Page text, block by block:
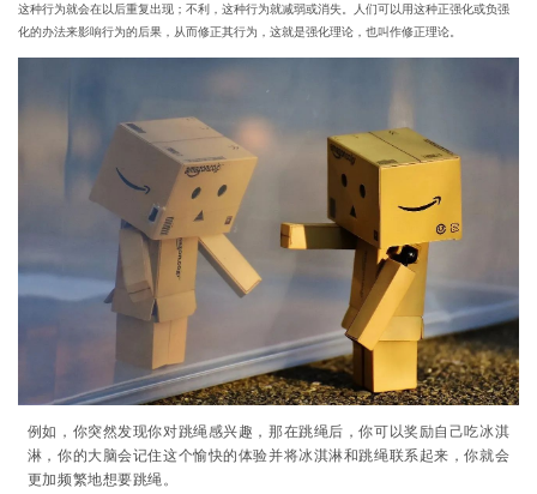
这种行为就会在以后重复出现；不利，这种行为就减弱或消失。人们可以用这种正强化或负强
化的办法来影响行为的后果，从而修正其行为，这就是强化理论，也叫作修正理论。
例如，你突然发现你对跳绳感兴趣，那在跳绳后，你可以奖励自己吃冰淇
淋，你的大脑会记住这个愉快的体验并将冰淇淋和跳绳联系起来，你就会
更加频繁地想要跳绳。